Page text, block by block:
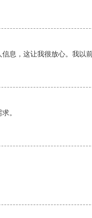
息，这让我很放心。我以
。